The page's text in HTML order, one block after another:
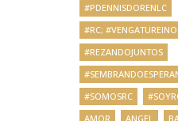
#PDENNISDORENLC
#RC; #VENGATUREINO
#REZANDOJUNTOS
#SOMOSRC
AMOR
ANGEL